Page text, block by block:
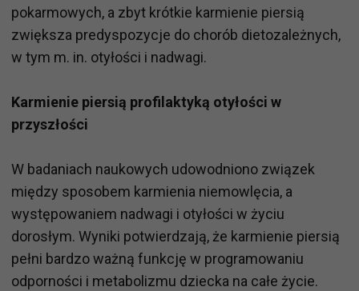
pokarmowych, a zbyt krótkie karmienie piersią
zwiększa predyspozycje do chorób dietozależnych,
w tym m. in. otyłości i nadwagi.
Karmienie piersią profilaktyką otyłości w
przyszłości
W badaniach naukowych udowodniono związek
między sposobem karmienia niemowlęcia, a
występowaniem nadwagi i otyłości w życiu
dorosłym. Wyniki potwierdzają, że karmienie piersią
pełni bardzo ważną funkcję w programowaniu
odporności i metabolizmu dziecka na całe życie.